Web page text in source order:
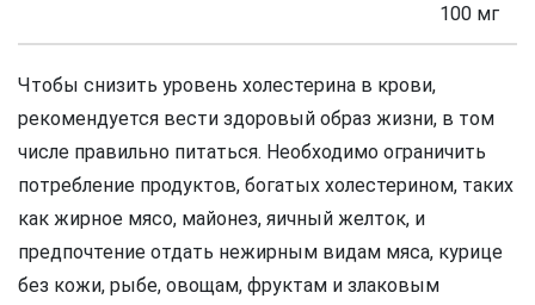
100 мг
Чтобы снизить уровень холестерина в крови,
рекомендуется вести здоровый образ жизни, в том
числе правильно питаться. Необходимо ограничить
потребление продуктов, богатых холестерином, таких
как жирное мясо, майонез, яичный желток, и
предпочтение отдать нежирным видам мяса, курице
без кожи, рыбе, овощам, фруктам и злаковым